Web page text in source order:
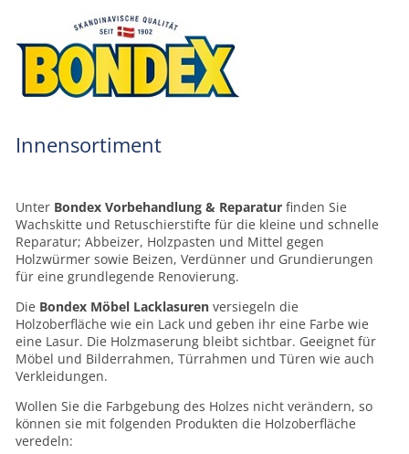
Innensortiment
Unter Bondex Vorbehandlung & Reparatur finden Sie
Wachskitte und Retuschierstifte für die kleine und schnelle
Reparatur; Abbeizer, Holzpasten und Mittel gegen
Holzwürmer sowie Beizen, Verdünner und Grundierungen
für eine grundlegende Renovierung.
Die Bondex Möbel Lacklasuren versiegeln die
Holzoberfläche wie ein Lack und geben ihr eine Farbe wie
eine Lasur. Die Holzmaserung bleibt sichtbar. Geeignet für
Möbel und Bilderrahmen, Türrahmen und Türen wie auch
Verkleidungen.
Wollen Sie die Farbgebung des Holzes nicht verändern, so
können sie mit folgenden Produkten die Holzoberfläche
veredeln: